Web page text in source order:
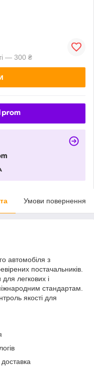
— 300 ₴
Умови повернення
автомобіля з
постачальників.
легкових і
стандартам.
якості для